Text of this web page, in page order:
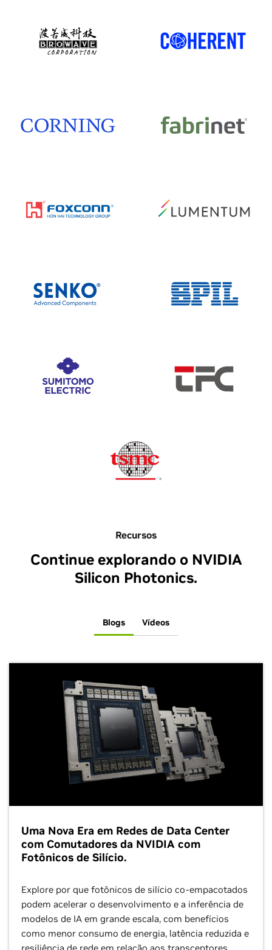
Recursos
Continue explorando o NVIDIA
Silicon Photonics.
Blogs Vídeos
Uma Nova Era em Redes de Data Center
com Comutadores da NVIDIA com
Fotônicos de Silício.
Explore por que fotônicos de silício co-empacotados
podem acelerar o desenvolvimento e a inferência de
modelos de IA em grande escala, com benefícios
como menor consumo de energia, latência reduzida e